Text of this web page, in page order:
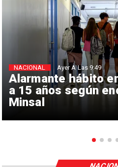
Alarmante hábito
a 15 años según
Minsal
NACIONAL Ayer A Las 9:49